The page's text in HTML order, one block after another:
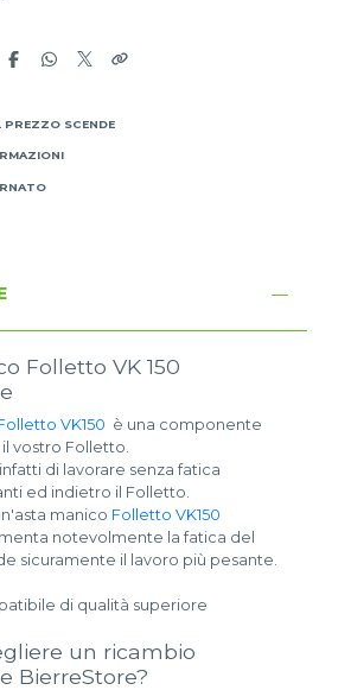
PREZZO SCENDE
Folletto VK 150
VK150 è una componente
vostro Folletto.
di lavorare senza fatica
ed indietro il Folletto.
manico Folletto VK150
notevolmente la fatica del
sicuramente il lavoro più pesante.
di qualità superiore
un ricambio
BierreStore?